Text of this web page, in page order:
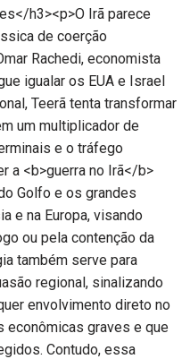
h3><p>O Irã parece
de coerção
Rachedi, economista
igualar os EUA e Israel
Teerã tenta transformar
um multiplicador de
e o tráfego
a <b>guerra no Irã</b>
Golfo e os grandes
e na Europa, visando
ou pela contenção da
também serve para
regional, sinalizando
envolvimento direto no
econômicas graves e que
Contudo, essa